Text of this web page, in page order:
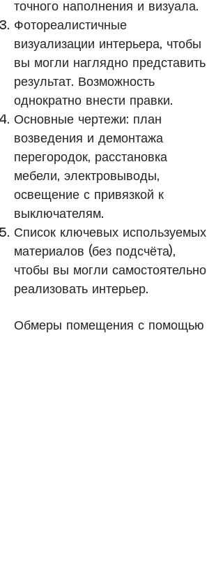
точного наполнения и визуала.
Фотореалистичные
визуализации интерьера, чтобы
вы могли наглядно представить
результат. Возможность
однократно внести правки.
Основные чертежи: план
возведения и демонтажа
перегородок, расстановка
мебели, электровыводы,
освещение с привязкой к
выключателям.
Список ключевых используемых
материалов (без подсчёта),
чтобы вы могли самостоятельно
реализовать интерьер.
Обмеры помещения с помощью